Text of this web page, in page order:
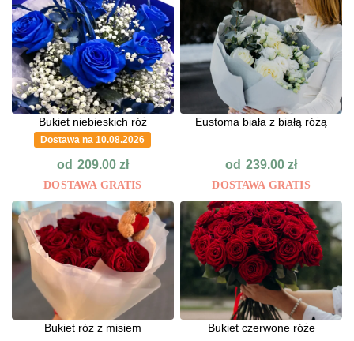
Bukiet niebieskich róż
Dostawa na 10.08.2026
od 209.00 zł
DOSTAWA GRATIS
Eustoma biała z białą różą
od 239.00zł
DOSTAWA GRATIS
Bukiet róz z misiem Bukiet czerwone róże